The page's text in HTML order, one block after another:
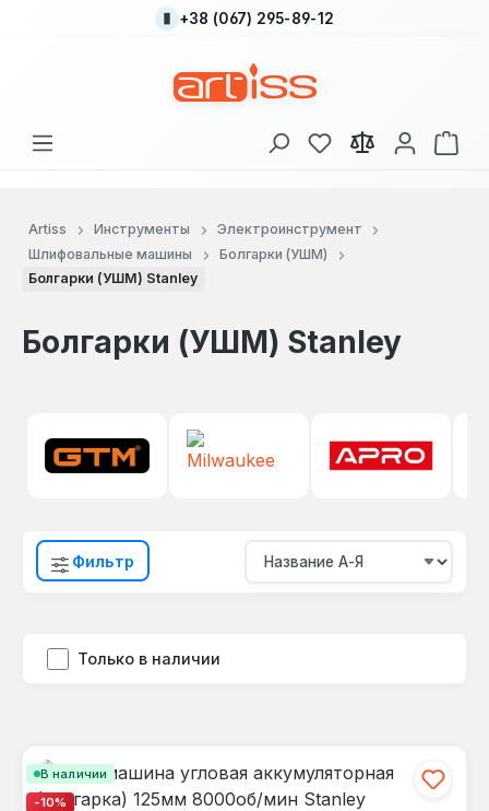
Перейти к основному содержанию
+38 (067) 295-89-12
У вас есть товары
В
Artiss Инструменты
Электроинструмент
Шлифовальные машины
Болгарки (УШМ)
Болгарки (УШМ) Stanley
Болгарки (УШМ) Stanley
Фильтр
Только в наличии
В наличии
-10%